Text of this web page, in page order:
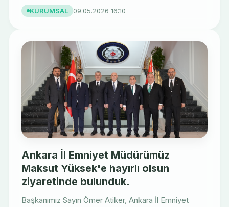
KURUMSAL 09.05.2026 16:10
Ankara İl Emniyet Müdürümüz
Maksut Yüksek'e hayırlı olsun
ziyaretinde bulunduk.
Başkanımız Sayın Ömer Atiker, Ankara İl Emniyet